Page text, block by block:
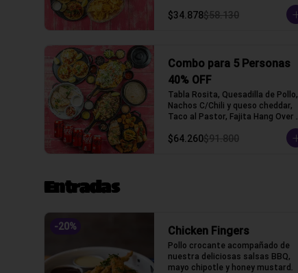
tortilla de trigo)
$34.878$58.130
Combo para 5 Personas
40% OFF
Tabla Rosita, Quesadilla de Pollo,
Nachos C/Chili y queso cheddar,
Taco al Pastor, Fajita Hang Over
$64.260$91.800
Entradas
-20% Chicken Fingers
Pollo crocante acompañado de
nuestra deliciosas salsas BBQ,
mayo chipotle y honey mustard.